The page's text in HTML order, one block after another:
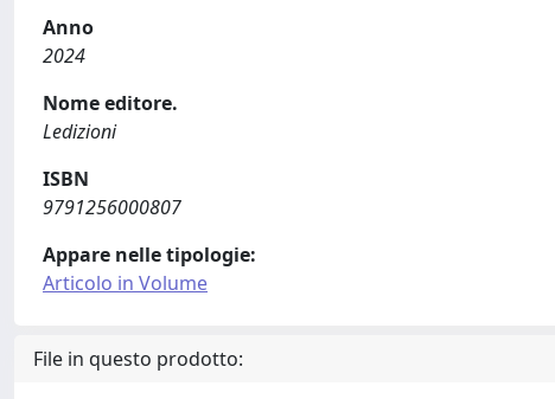
Anno
2024
Nome editore.
Ledizioni
ISBN
9791256000807
Appare nelle tipologie:
Articolo in Volume
File in questo prodotto: